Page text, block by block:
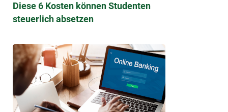
Diese 6 Kosten können Studenten
steuerlich absetzen